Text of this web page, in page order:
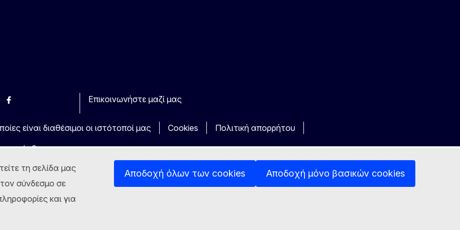
τη σελίδα μας
σύνδεσμο σε
και για
Αποδοχή όλων των cookies Αποδοχή μόνο βασικών cookies
Facebook
Επικοινωνήστε μαζί μας
είναι διαθέσιμοι οι ιστότοποί μας Cookies
Πολιτική απορρήτου
πρόσβασης